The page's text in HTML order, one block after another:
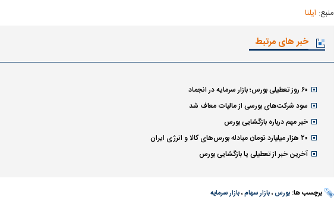
منبع: ایلنا
خبر های مرتبط
۶۰ روز تعطیلی بورس؛ بازار سرمایه در انجماد
سود شرکت‌های بورسی از مالیات معاف شد
خبر مهم درباره بازگشایی بورس
۲۰ هزار میلیارد تومان مبادله بورس‌های کالا و انرژی ایران
آخرین خبر از تعطیلی یا بازگشایی بورس
برچسب ها: بورس،بازار سهام،بازار سرمایه
پیشنهاد ۱۳۲میلیاردی رامین رضاییان به
بازگشت اندونگ به استقلال منتفی شد؛